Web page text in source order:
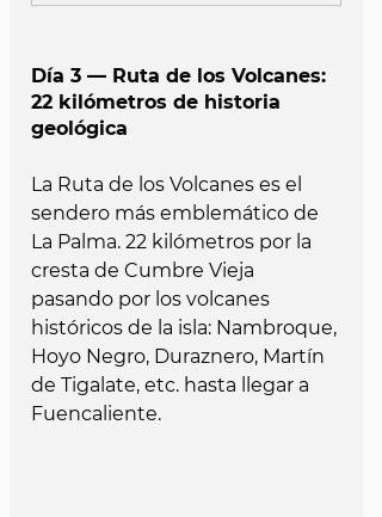
Día 3 — Ruta de los Volcanes:
22 kilómetros de historia
geológica
La Ruta de los Volcanes es el
sendero más emblemático de
La Palma. 22 kilómetros por la
cresta de Cumbre Vieja
pasando por los volcanes
históricos de la isla: Nambroque,
Hoyo Negro, Duraznero, Martín
de Tigalate, etc. hasta llegar a
Fuencaliente.